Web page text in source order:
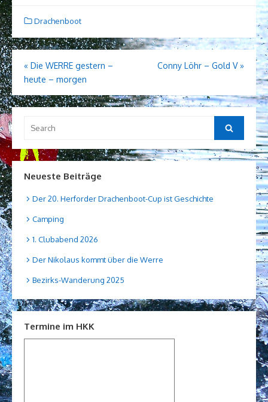
Drachenboot
Beitragsnavigation
« Die WERRE gestern –
heute – morgen
Conny Löhr – Gold V»
for:
Search
Neueste Beiträge
Der 20. Herforder Drachenboot-Cup ist Geschichte
Camping
1. Clubabend 2026
Der Nikolaus kommt über die Werre
Bezirks-Wanderung 2025
Termine im HKK